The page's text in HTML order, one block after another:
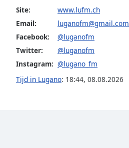
selected
Subtitles
settings
opens
subtitles
Site:
www.lufm.ch
Email:
luganofm@gmail.com
Facebook:
@luganofm
Twitter:
@luganofm
Instagram: @lugano_fm
Tijd in Lugano: 18:44, 08.08.2026